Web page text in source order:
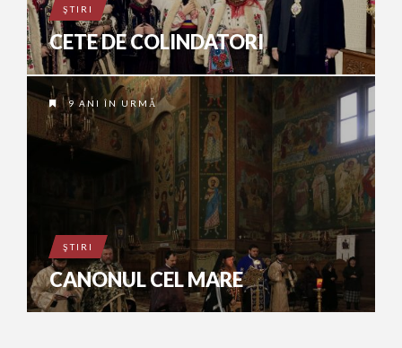
ŞTIRI
CETE DE COLINDATORI
9 ANI ÎN URMĂ
ŞTIRI
CANONUL CEL MARE